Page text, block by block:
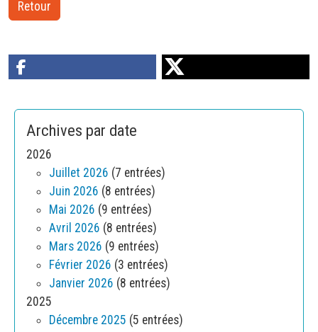
Retour
Archives par date
2026
Juillet 2026 (7 entrées)
Juin 2026 (8 entrées)
Mai 2026 (9 entrées)
Avril 2026 (8 entrées)
Mars 2026 (9 entrées)
Février 2026 (3 entrées)
Janvier 2026 (8 entrées)
2025
Décembre 2025 (5 entrées)